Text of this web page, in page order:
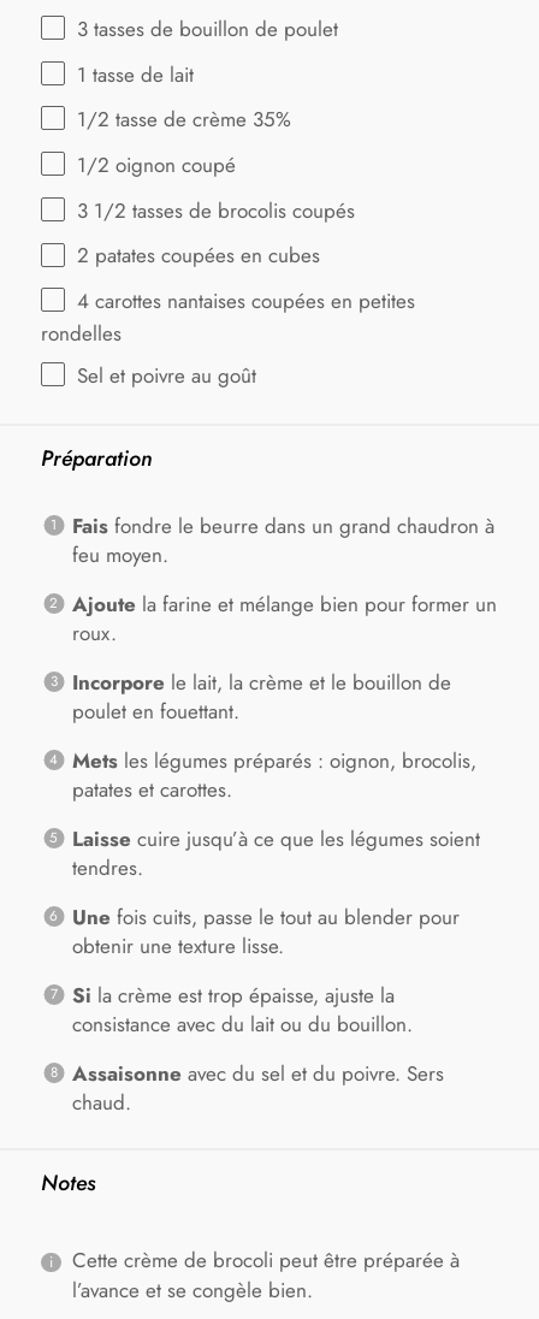
3 tasses de bouillon de poulet
1 tasse de lait
1/2 tasse de crème 35%
1/2 oignon coupé
3 1/2 tasses de brocolis coupés
2 patates coupées en cubes
4 carottes nantaises coupées en petites
rondelles
Sel et poivre au goût
Préparation
Faisfondre le beurre dans un grand chaudron à
feu moyen.
Ajoute la farine et mélange bien pour former un
roux.
Incorpore le lait, la crème et le bouillon de
poulet en fouettant.
Metsles légumes préparés : oignon, brocolis,
patates et carottes.
Laisse cuire jusqu’à ce que les légumes soient
tendres.
Une fois cuits, passe le tout au blender pour
obtenir une texture lisse.
Si la crème est trop épaisse, ajuste la
consistance avec du lait ou du bouillon.
Assaisonne avec du sel et du poivre. Sers
chaud.
Notes
Cette crème de brocoli peut être préparée à
l’avance et se congèle bien.